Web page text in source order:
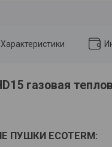
Характеристики
газовая
ПУШКИ ECOTERM: